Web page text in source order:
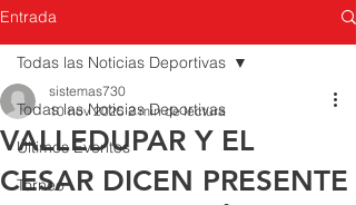
Entrada
Todas las Noticias Deportivas
Últimos Eventos
Torneo
Todas las Noticias Deportivas
VALLEDUPAR Y EL
CESAR DICEN PRESENTE
sistemas730
10 nov 2025 2 min de lectura